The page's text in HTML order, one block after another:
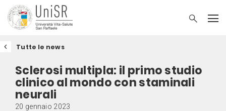
Tutte le news
Sclerosi multipla: il primo studio
clinico al mondo con staminali
neurali
20 gennaio 2023